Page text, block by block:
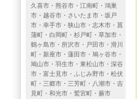
久喜市・熊谷市・江南町・鴻巣
市・越谷市・さいたま市・坂戸
市・幸手市・狭山市・志木市・菖
蒲町・白岡町・杉戸町・草加市・
鶴ヶ島市・所沢市・戸田市・滑川
町・新座市・蓮田市・鳩ヶ谷市・
鳩山市・羽生市・東松山市・深谷
市・富士見市・ふじみ野市・松伏
町・三郷市・三芳町・八潮市・吉
見町・和光市・鷲宮町・蕨市